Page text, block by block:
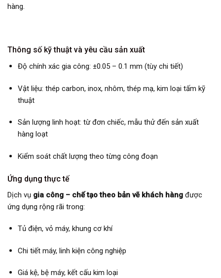
hàng.
Thông số kỹ thuật và yêu cầu sản xuất
Độ chính xác gia công: ±0.05 – 0.1 mm (tùy chi tiết)
Vật liệu: thép carbon, inox, nhôm, thép mạ, kim loại tấm kỹ
thuật
Sản lượng linh hoạt: từ đơn chiếc, mẫu thử đến sản xuất
hàng loạt
Kiểm soát chất lượng theo từng công đoạn
Ứng dụng thực tế
Dịch vụ gia công – chế tạo theo bản vẽ khách hàng được
ứng dụng rộng rãi trong:
Tủ điện, vỏ máy, khung cơ khí
Chi tiết máy, linh kiện công nghiệp
Giá kệ, bệ máy, kết cấu kim loại